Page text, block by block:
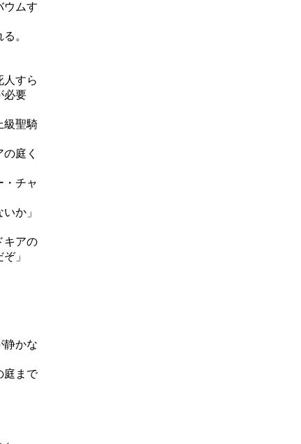
ウムす
。
人すら
必要
級聖騎
庭く
・チャ
か」
キアの
」
静かな
庭まで